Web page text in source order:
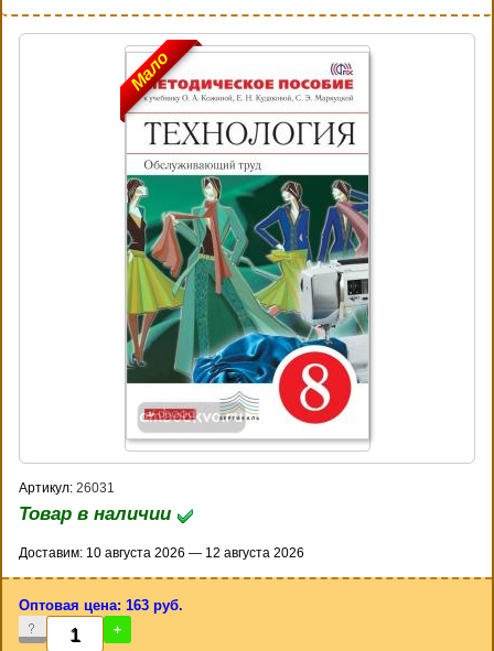
Мало
Артикул: 26031
Товар в наличии
Доставим: 10 августа 2026 — 12 августа 2026
Оптовая цена: 163 руб.
- +